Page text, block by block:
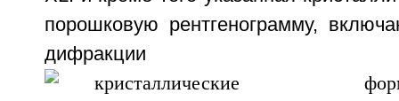
порошковую рентгенограмму,